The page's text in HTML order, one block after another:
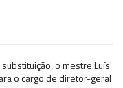
o mestre Luís
o cargo de diretor-geral